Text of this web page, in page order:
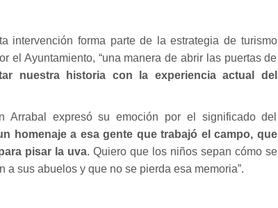
intervención forma parte de la estrategia de turismo
el Ayuntamiento, “una manera de abrir las puertas de
nuestra historia con la experiencia actual del
Arrabal expresó su emoción por el significado del
homenaje a esa gente que trabajó el campo, que
pisar la uva. Quiero que los niños sepan cómo se
a sus abuelos y que no se pierda esa memoria”.